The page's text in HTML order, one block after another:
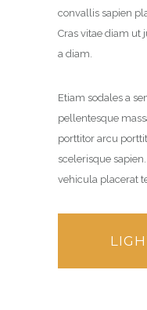
convallis sapien
Cras vitae diam ut
a diam.
Etiam sodales a
pellentesque
porttitor arcu
scelerisque
vehicula placerat